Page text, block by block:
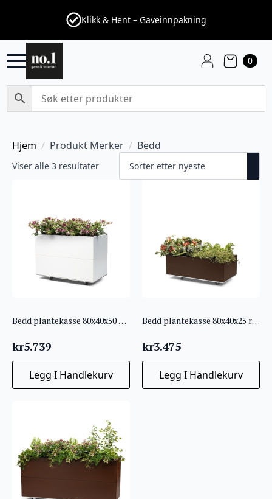
Klikk & Hent – Gaveinnpakning
0
Hjem Produkt Merker Bedd
Viser alle 3 resultaterSortert
Bedd plantekasse 80x40x50 Hvit
kr5.739
Legg I Handlekurv
Bedd plantekasse 80x40x25 rustlakk
kr3.475
Legg I Handlekurv